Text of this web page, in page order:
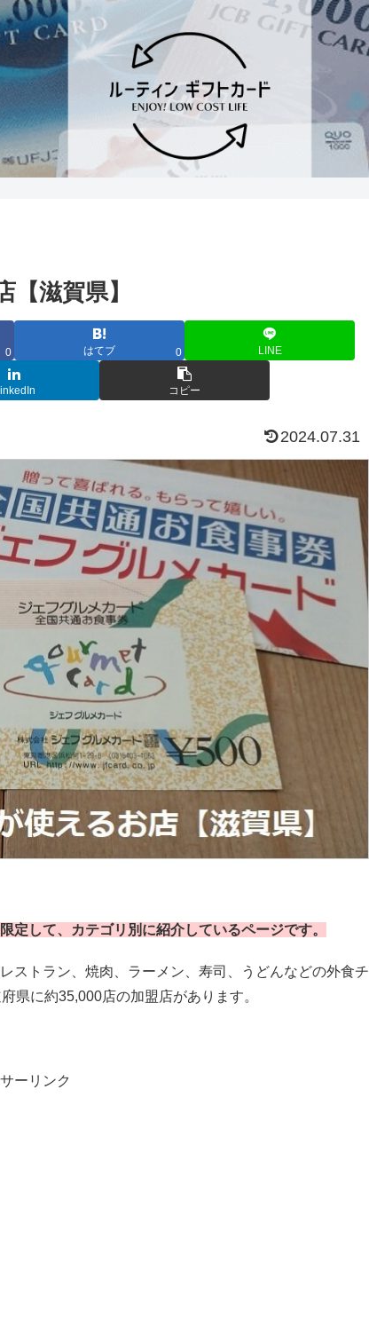
滋賀県】
0 はてブ 0 LINE
コピー
2024.07.31
定して、カテゴリ別に紹介しているページです。
ストラン、焼肉、ラーメン、寿司、うどんなどの外食チ
県に約35,000店の加盟店があります。
ーリンク